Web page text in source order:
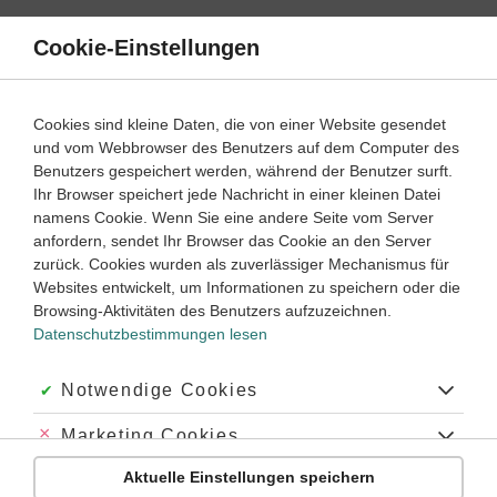
Direkt
Inhalt
Mathematik 10. ‐ 9. Klasse
Spatprodukt
DasSpatprodukt ( ⃗
, ⃗
, ⃗)
(a→,b→,c→)
von dreiVektoren ⃗
a→
, ⃗
b→
und ⃗
c→
ist
definiert als dasSkalarproduktdesKreuzprodukts
ersten beiden Vektoren mit dem dritten:
Die geometrische Bedeutung des Spatprodukts liegt daran,
dass das von den drei Vektoren aufgespannte
Parallelepiped
gerade das VolumenV = ∣(a⃗× b⃗
)⋅ c⃗
∣
V=|(a→×b→)⋅c→|hat.
Cookie-Einstellungen
Cookies sind kleine Daten, die von einer Website gesendet
und vom Webbrowser des Benutzers auf dem Computer des
Benutzers gespeichert werden, während der Benutzer surft.
Ihr Browser speichert jede Nachricht in einer kleinen Datei
namens Cookie. Wenn Sie eine andere Seite vom Server
anfordern, sendet Ihr Browser das Cookie an den Server
zurück. Cookies wurden als zuverlässiger Mechanismus für
Websites entwickelt, um Informationen zu speichern oder die
Browsing-Aktivitäten des Benutzers aufzuzeichnen.
Datenschutzbestimmungen lesen
Akzeptiert:
Notwendige Cookies
Abgelehnt:
Marketing Cookies
Abgelehnt:
Personalisierungs-Cookies
Aktuelle Einstellungen speichern